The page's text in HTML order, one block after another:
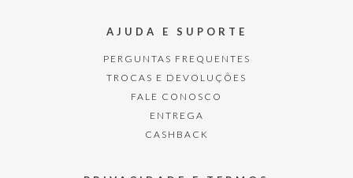
AJUDA E SUPORTE
PERGUNTAS FREQUENTES
TROCAS E DEVOLUÇÕES
FALE CONOSCO
ENTREGA
CASHBACK